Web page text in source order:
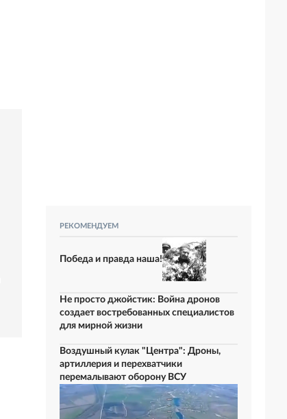
РЕКОМЕНДУЕМ
Победа и правда наша!
Не просто джойстик: Война дронов
создает востребованных специалистов
для мирной жизни
Воздушный кулак "Центра": Дроны,
артиллерия и перехватчики
перемалывают оборону ВСУ